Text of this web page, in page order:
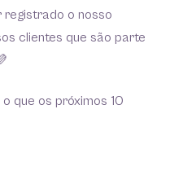
registrado o nosso
clientes que são parte
que os próximos 10